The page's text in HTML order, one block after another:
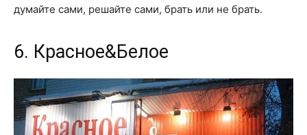
думайте сами, решайте сами, брать или не брать.
6. Красное&Белое